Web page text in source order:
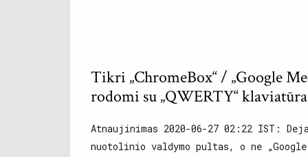
Tikri „ChromeBox“ / „Google
rodomi su „QWERTY“
Atnaujinimas 2020-06-27 02:22 IST:
nuotolinio valdymo pultas, o ne